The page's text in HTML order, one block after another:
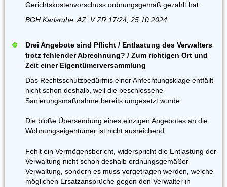
Gerichtskostenvorschuss ordnungsgemäß gezahlt hat.
BGH Karlsruhe, AZ: V ZR 17/24, 25.10.2024
Drei Angebote sind Pflicht / Entlastung des Verwalters
trotz fehlender Abrechnung? / Zum richtigen Ort und
Zeit einer Eigentümerversammlung
Das Rechtsschutzbedürfnis einer Anfechtungsklage entfällt
nicht schon deshalb, weil die beschlossene
Sanierungsmaßnahme bereits umgesetzt wurde.
Die bloße Übersendung eines einzigen Angebotes an die
Wohnungseigentümer ist nicht ausreichend.
Fehlt ein Vermögensbericht, widerspricht die Entlastung der
Verwaltung nicht schon deshalb ordnungsgemäßer
Verwaltung, sondern es muss vorgetragen werden, welche
möglichen Ersatzansprüche gegen den Verwalter in